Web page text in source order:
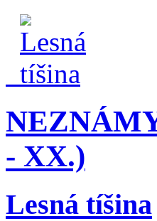
- XX.)
Lesná tíšina